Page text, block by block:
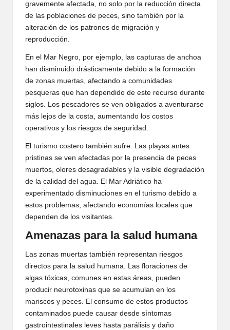
gravemente afectada, no solo por la reducción directa
de las poblaciones de peces, sino también por la
alteración de los patrones de migración y
reproducción.
En el Mar Negro, por ejemplo, las capturas de anchoa
han disminuido drásticamente debido a la formación
de zonas muertas, afectando a comunidades
pesqueras que han dependido de este recurso durante
siglos. Los pescadores se ven obligados a aventurarse
más lejos de la costa, aumentando los costos
operativos y los riesgos de seguridad.
El turismo costero también sufre. Las playas antes
pristinas se ven afectadas por la presencia de peces
muertos, olores desagradables y la visible degradación
de la calidad del agua. El Mar Adriático ha
experimentado disminuciones en el turismo debido a
estos problemas, afectando economías locales que
dependen de los visitantes.
Amenazas para la salud humana
Las zonas muertas también representan riesgos
directos para la salud humana. Las floraciones de
algas tóxicas, comunes en estas áreas, pueden
producir neurotoxinas que se acumulan en los
mariscos y peces. El consumo de estos productos
contaminados puede causar desde síntomas
gastrointestinales leves hasta parálisis y daño